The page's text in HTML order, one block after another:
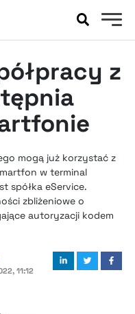
z
mogą już korzystać z
w terminal
spółka eService.
zbliżeniowe o
autoryzacji kodem
11:12